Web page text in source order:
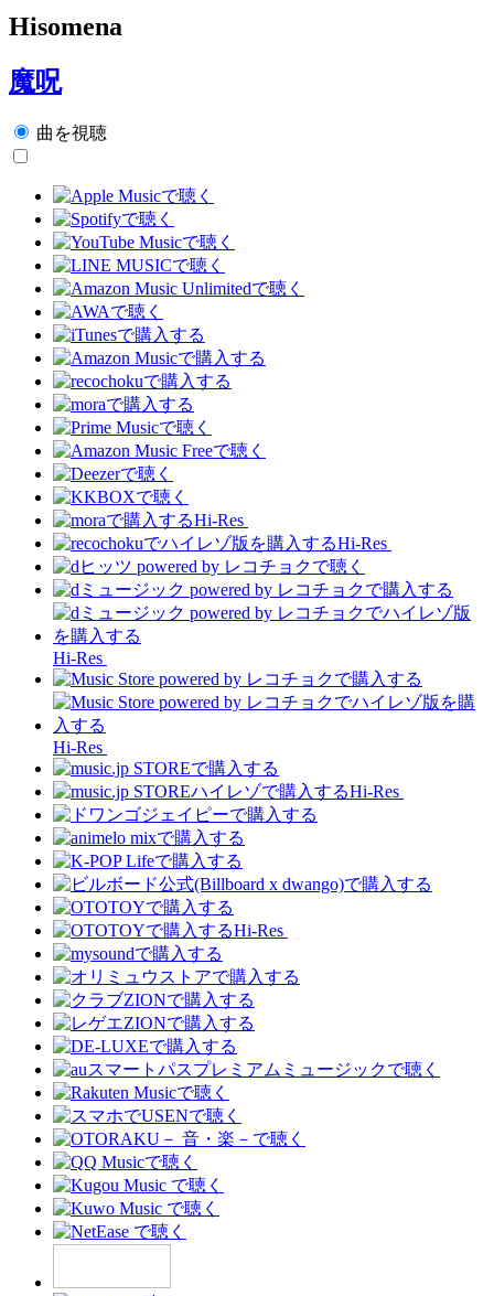
Hisomena
魔呪
曲を視聴
Hi-Res
Hi-Res
Hi-Res
Hi-Res
Hi-Res
Hi-Res